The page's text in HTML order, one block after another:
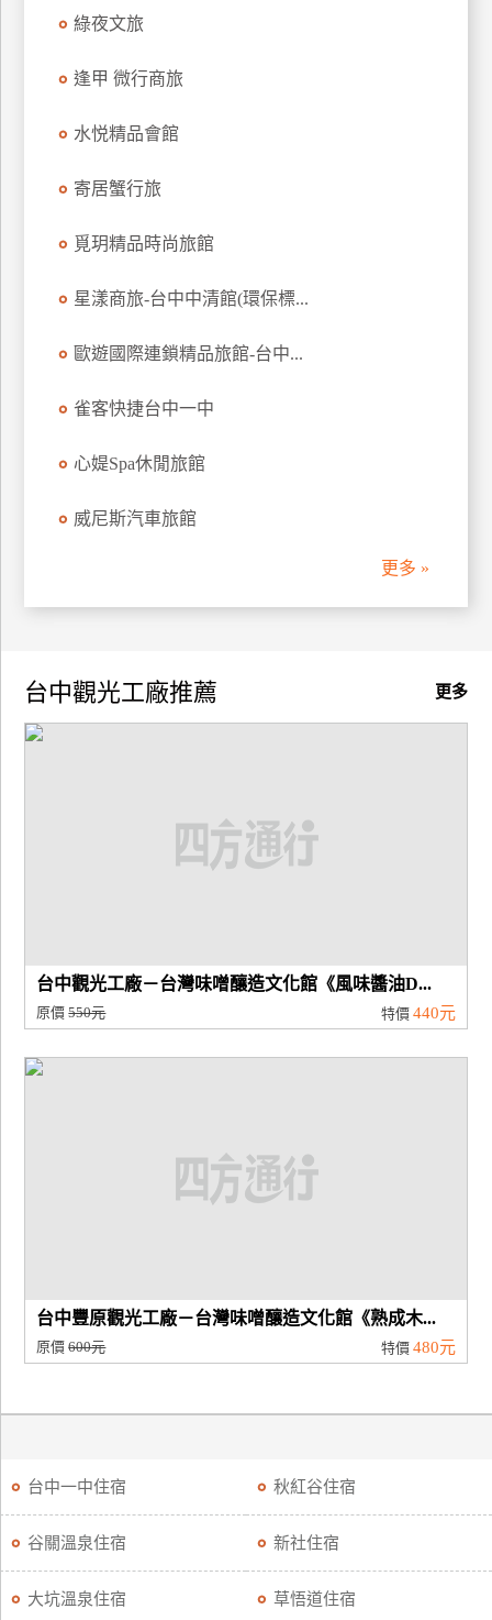
旅
計
綠夜文旅
逢甲 微行商旅
水悦精品會館
寄居蟹行旅
覓玥精品時尚旅館
星漾商旅-台中中清館(環保標...
歐遊國際連鎖精品旅館-台中...
雀客快捷台中一中
心媞Spa休閒旅館
威尼斯汽車旅館
更多 »
更多
台中觀光工廠推薦
台中觀光工廠－台灣味噌釀造文化館《風味醬油D...
原價550元 特價 440元
台中豐原觀光工廠－台灣味噌釀造文化館《熟成木...
原價600元 特價 480元
台中一中住宿 秋紅谷住宿
谷關溫泉住宿 新社住宿
大坑溫泉住宿 草悟道住宿